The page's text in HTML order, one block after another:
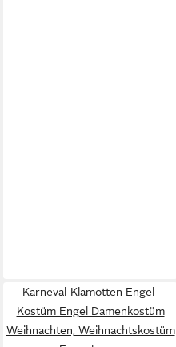
Karneval-Klamotten Engel-
Kostüm Engel Damenkostüm
Weihnachten, Weihnachtskostüm